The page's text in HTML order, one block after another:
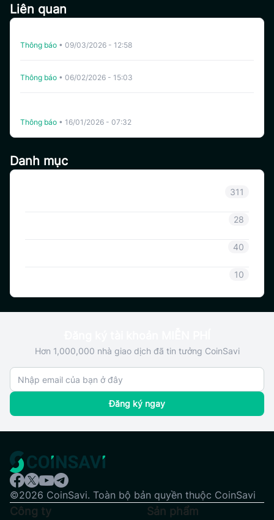
Danh mục
311
28
40
10
Liên quan
Thông báo • 09/03/2026 - 12:58
Thông báo • 06/02/2026 - 15:03
Thông báo • 16/01/2026 - 07:32
Hơn 1,000,000 nhà giao dịch đã tin tưởng CoinSavi
Đăng ký ngay
©2026 CoinSavi. Toàn bộ bản quyền thuộc CoinSavi
Công ty Sản phẩm